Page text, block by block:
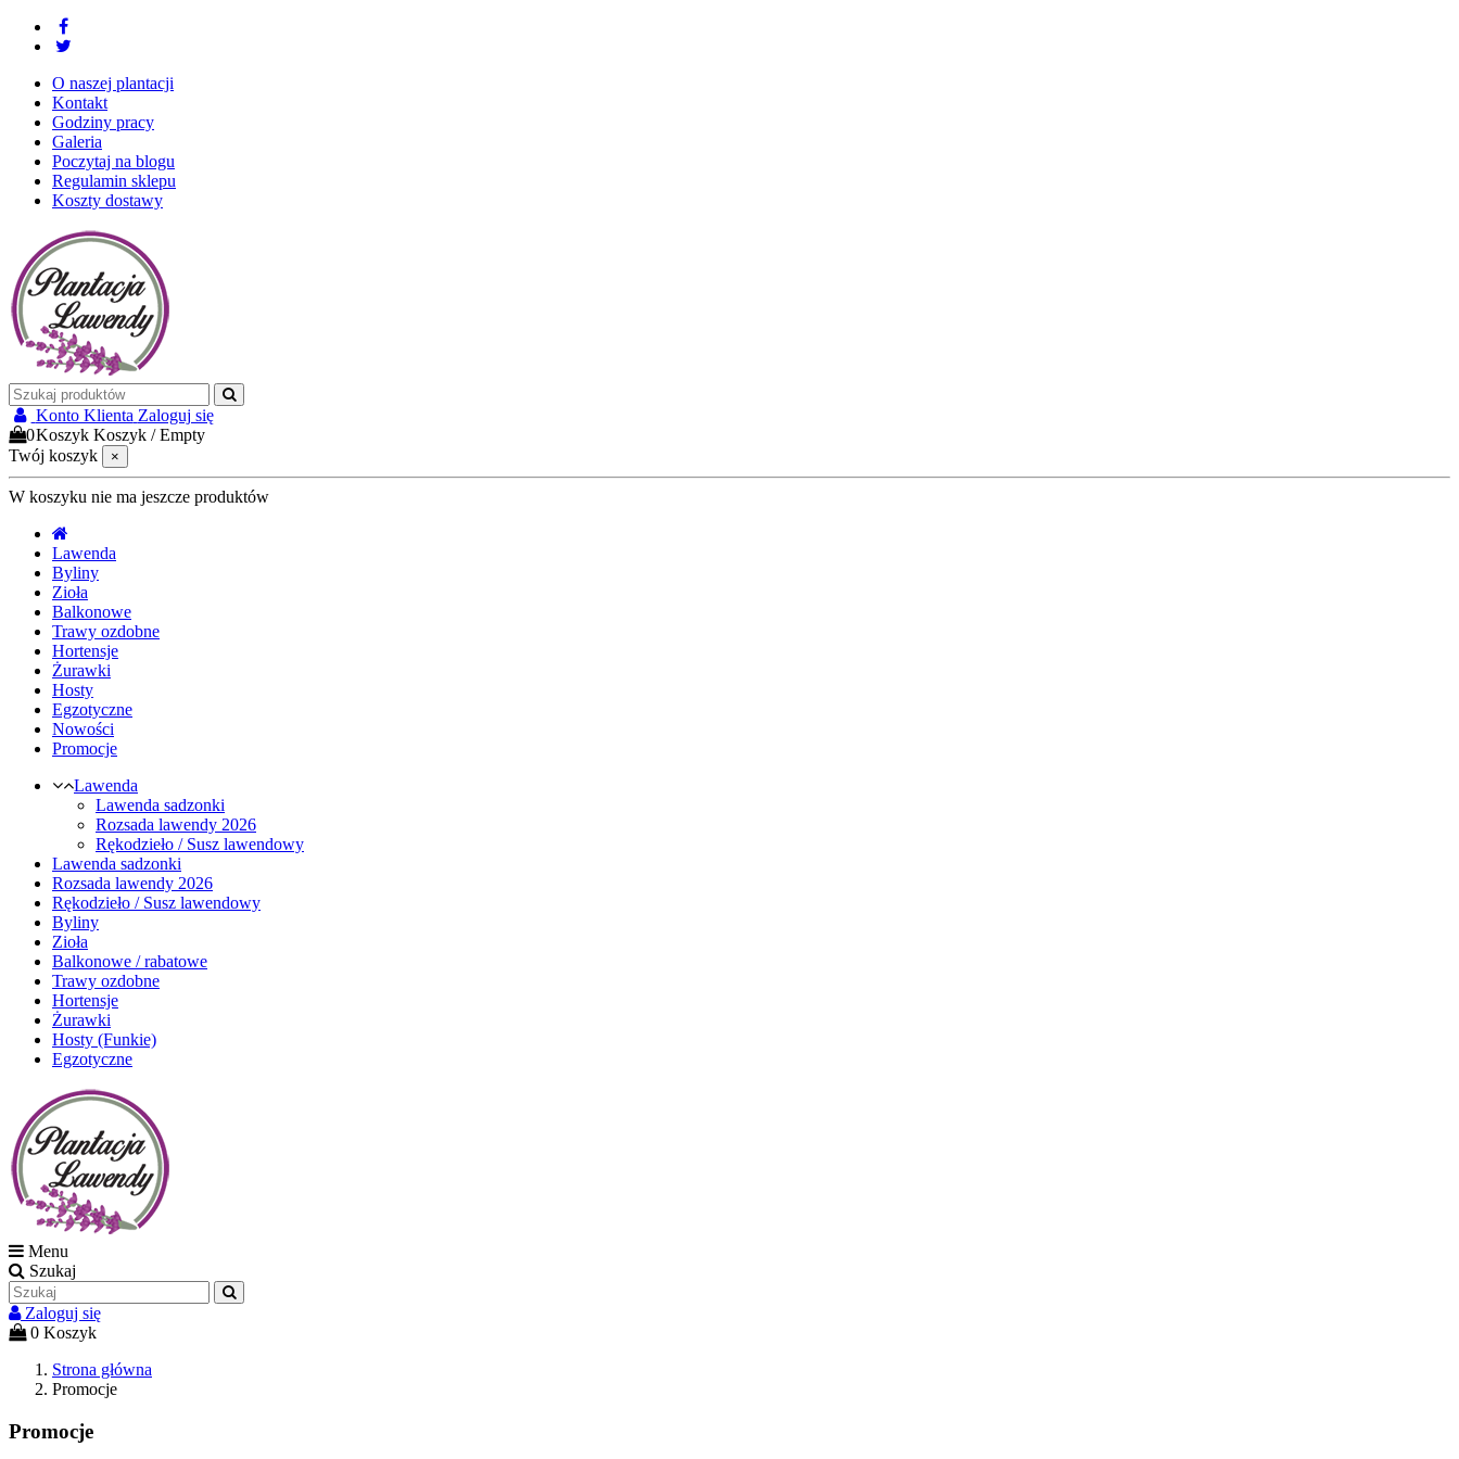
O naszej plantacji
Kontakt
Godziny pracy
Galeria
Poczytaj na blogu
Regulamin sklepu
Koszty dostawy
Konto Klienta Zaloguj się
0Koszyk Koszyk /Empty
Twój koszyk
×
W koszyku nie ma jeszcze produktów
Lawenda
Byliny
Zioła
Balkonowe
Trawy ozdobne
Hortensje
Żurawki
Hosty
Egzotyczne
Nowości
Promocje
Lawenda
Lawenda sadzonki
Rozsada lawendy 2026
Rękodzieło / Susz lawendowy
Lawenda sadzonki
Rozsada lawendy 2026
Rękodzieło / Susz lawendowy
Byliny
Zioła
Balkonowe / rabatowe
Trawy ozdobne
Hortensje
Żurawki
Hosty (Funkie)
Egzotyczne
Menu
Szukaj
Zaloguj się
0 Koszyk
Strona główna
Promocje
Promocje